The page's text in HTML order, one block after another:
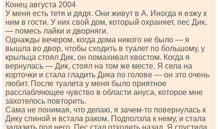
Конец августа 2004
У меня есть тетя и дядя. Они живут в А. Иногда я езжу к
ним в гости. У них свой дом, который охраняет, пес Дик,
— помесь лайки и дворняги.
Однажды вечером, когда дома никого не было — я
вышла во двор, чтобы сходить в туалет по большому, у
крыльца стоял Дик, он помахивал хвостом. Когда я
вернулась — Дик, стоял на том же месте. Я села на
корточки и стала гладить Дика по голове — он это очень
любит. После туалета у меня было приятное
расслабляющее чувство в области ануса, которое мне
захотелось повторить.
Сама не понимая, что делаю, я зачем-то повернулась к
Дику спиной и встала раком. Подползла к нему, и стала
залазить под него. Пес стал отходить назад. Я спустила